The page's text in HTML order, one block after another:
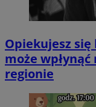
Opiekujesz się
może wpłynąć
regionie